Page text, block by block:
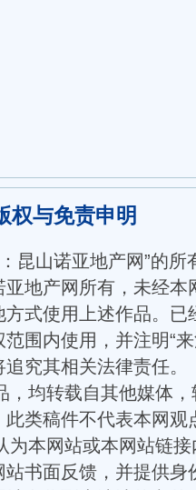
权与免责申明
昆山诺亚地产网”的所
地产网所有，未经本
式使用上述作品。已
围内使用，并注明“
究其相关法律责任。
均转载自其他媒体，
类稿件不代表本网观
本网站或本网站链接
书面反馈，并提供身